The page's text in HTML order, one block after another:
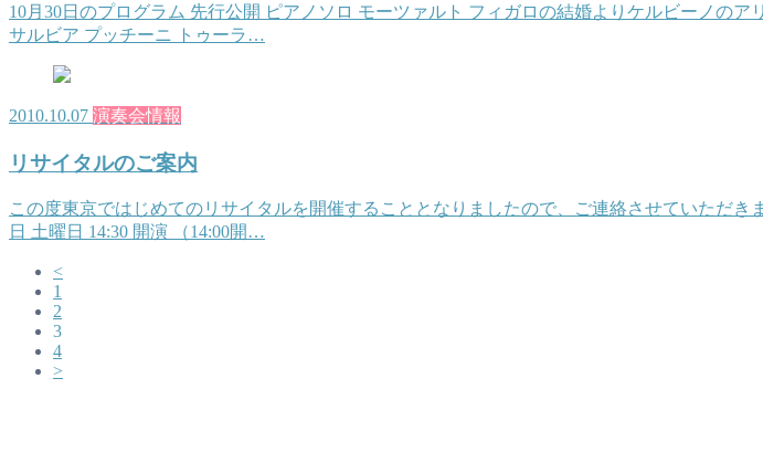
10月30日のプログラム 先行公開 ピアノソロ モーツァルト フィガロの結婚よりケルビーノの
サルビア プッチーニ トゥーラ…
2010.10.07 演奏会情報
リサイタルのご案内
この度東京ではじめてのリサイタルを開催することとなりましたので、ご連絡させていただ
日 土曜日 14:30 開演 （14:00開…
<
1
2
3
4
>